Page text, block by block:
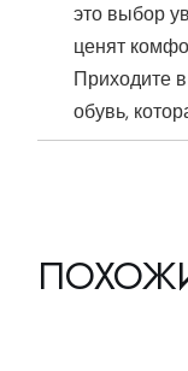
это выбор
ценят
Приходите
обувь,